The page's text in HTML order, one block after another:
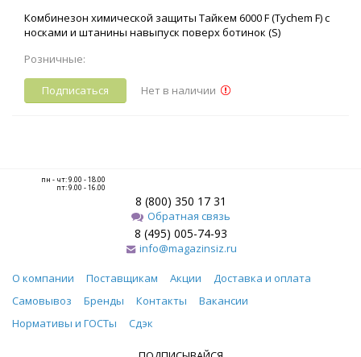
Комбинезон химической защиты Тайкем 6000 F (Tychem F) с
носками и штанины навыпуск поверх ботинок (S)
Розничные:
Подписаться Нет в наличии
пн - чт: 9.00 - 18.00
пт: 9.00 - 16.00
8 (800) 350 17 31
Обратная связь
8 (495) 005-74-93
info@magazinsiz.ru
О компании Поставщикам Акции
Доставка и оплата
Самовывоз
Бренды Контакты
Вакансии
Нормативы и ГОСТы
Сдэк